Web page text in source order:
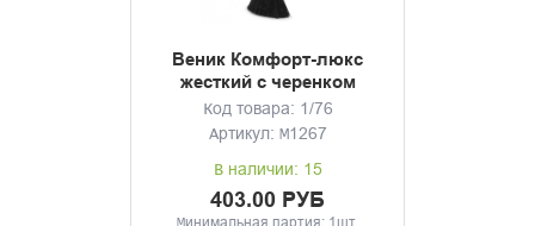
Веник Комфорт-люкс
жесткий с черенком
Код товара: 1/76
Артикул: М1267
В наличии: 15
403.00 РУБ